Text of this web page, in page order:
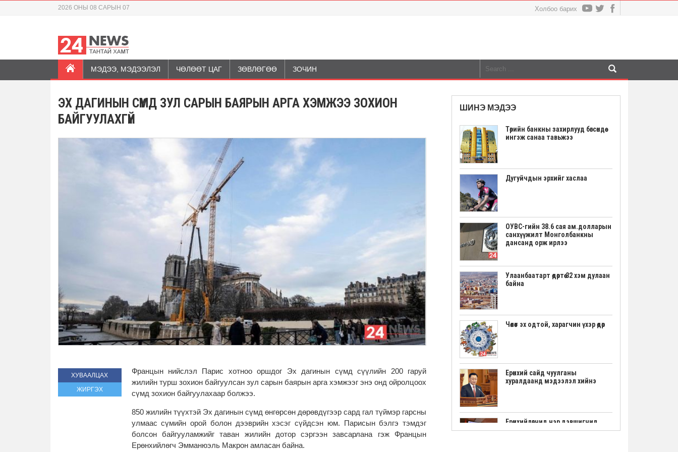
2026 ОНЫ 08 САРЫН 07 Холбоо барих
МЭДЭЭ, МЭДЭЭЛЭЛ ЧӨЛӨӨТ ЦАГ ЗӨВЛӨГӨӨ ЗОЧИН
ШИНЭ МЭДЭЭ
Төрийн банкны захирлууд бөгсөндөө
ингэж санаа тавьжээ
Дугуйчдын эрхийг хаслаа
ОУВС-гийн 38.6 сая ам.долларын
санхүүжилт Монголбанкны
дансанд орж ирлээ
Улаанбаатарт өдөртөө 32 хэм дулаан
байна
Чөлөөт эх одтой, харагчин үхэр өдөр
Ерөнхий сайд чуулганы
хуралдаанд мэдээлэл хийнэ
Ерөнхийлөгчид нэр дэвшигчид
маргааш үнэмлэхээ гардана
ЭХ ДАГИНЫН СҮМД ЗУЛ САРЫН БАЯРЫН АРГА ХЭМЖЭЭ ЗОХИОН
БАЙГУУЛАХГҮЙ
ХУВААЛЦАХ
ЖИРГЭХ
Францын нийслэл Парис хотноо оршдог Эх дагинын сүмд сүүлийн 200 гаруй
жилийн турш зохион байгуулсан зул сарын баярын арга хэмжээг энэ онд ойролцоох
сүмд зохион байгуулахаар болжээ.
850 жилийн түүхтэй Эх дагинын сүмд өнгөрсөн дөрөвдүгээр сард гал түймэр гарсны
улмаас сүмийн орой болон дээврийн хэсэг сүйдсэн юм. Парисын бэлгэ тэмдэг
болсон байгууламжийг таван жилийн дотор сэргээн завсарлана гэж Францын
Ерөнхийлөгч Эмманюэль Макрон амласан байна.